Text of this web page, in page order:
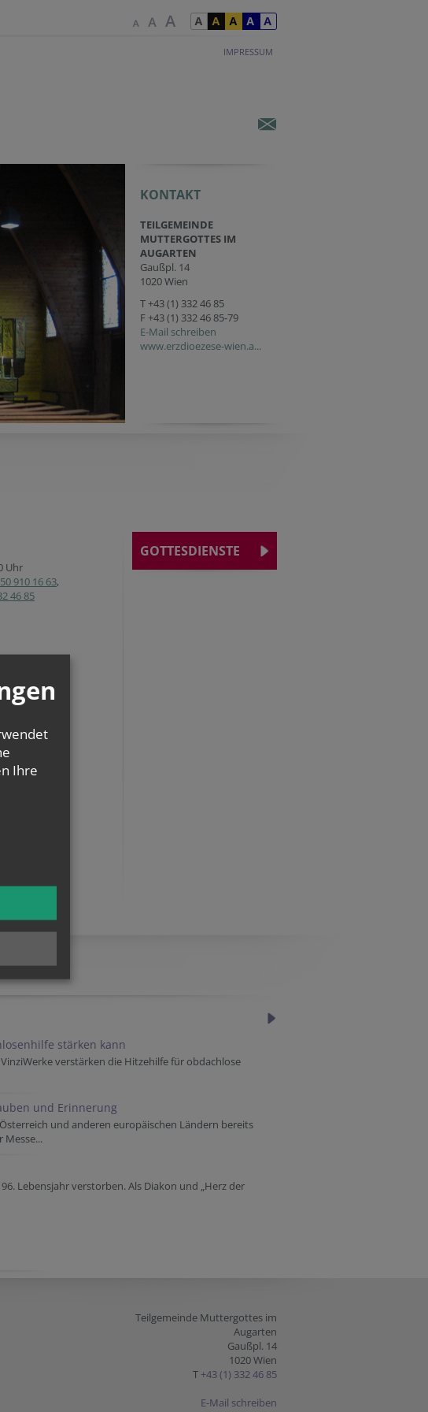
IMPRESSUM
KONTAKT
TEILGEMEINDE
MUTTERGOTTES IM
AUGARTEN
Gaußpl. 14
1020 Wien
T+43 (1) 332 46 85
F +43 (1) 332 46 85-79
E-Mail schreiben
www.erzdioezese-wien.a...
910 16 63,
46 85
GOTTESDIENSTE
stärken kann
verstärken die Hitzehilfe für obdachlose
und Erinnerung
und anderen europäischen Ländern bereits
Messe...
Lebensjahr verstorben. Als Diakon und „Herz der
Teilgemeinde Muttergottes im
Augarten
Gaußpl. 14
1020 Wien
T +43 (1) 332 46 85
E-Mail schreiben
Ihre